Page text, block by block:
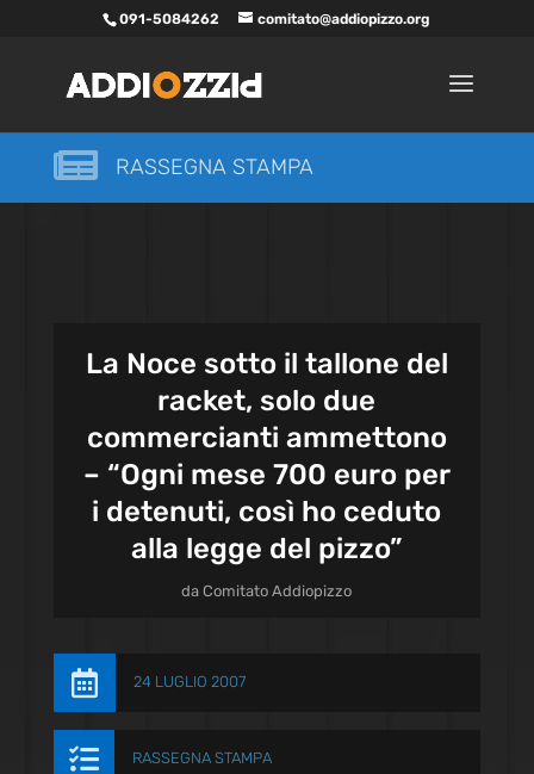
091-5084262 comitato@addiopizzo.org
 RASSEGNA STAMPA
La Noce sotto il tallone del
racket, solo due
commercianti ammettono
– “Ogni mese 700 euro per
i detenuti, così ho ceduto
alla legge del pizzo”
daComitato Addiopizzo
 24 LUGLIO 2007
 RASSEGNA STAMPA